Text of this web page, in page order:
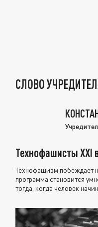
СЛОВО
Технофашисты XXI
Технофашизм побеждает
программа становится
тогда, когда человек